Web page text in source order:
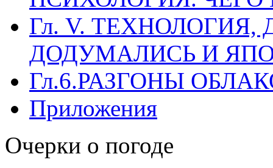
Гл. V.
ДОДУМАЛИСЬ И
Гл.6.РАЗГОНЫ
Приложения
Очерки о погоде